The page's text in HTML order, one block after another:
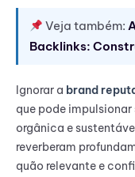
Veja também:
Backlinks:
Ignorar a brand
que pode impulsionar
orgânica e
reverberam
quão relevante e